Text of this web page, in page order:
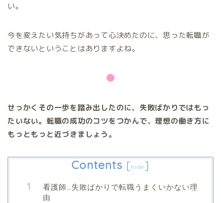
い。
今を変えたい気持ちがあって心決めたのに、思った転職が
できないということはありますよね。
●
せっかくその一歩を踏み出したのに、失敗ばかりではもっ
たいない。転職の成功のコツをつかんで、理想の働き方に
もっともっと近づきましょう。
Contents [hide ]
看護師…失敗ばかりで転職うまくいかない理
由